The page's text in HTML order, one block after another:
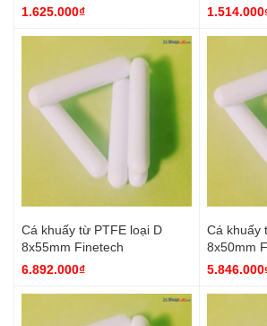
1.625.000₫
Cá khuấy từ PTFE loại D
8x55mm Finetech
6.892.000₫
Cá khuấy
8x50mm